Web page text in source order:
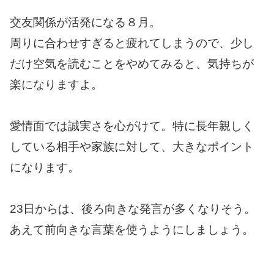
交友関係が活発になる８月。
周りに合わせすぎると疲れてしまうので、少し
だけ空気を読むことをやめてみると、気持ちが
楽になりますよ。
愛情面では誠実さを心がけて。特に長年親しく
している相手や家族に対して、大きなポイント
になります。
23日からは、後ろ向きな発言が多くなりそう。
あえて前向きな言葉を使うようにしましょう。